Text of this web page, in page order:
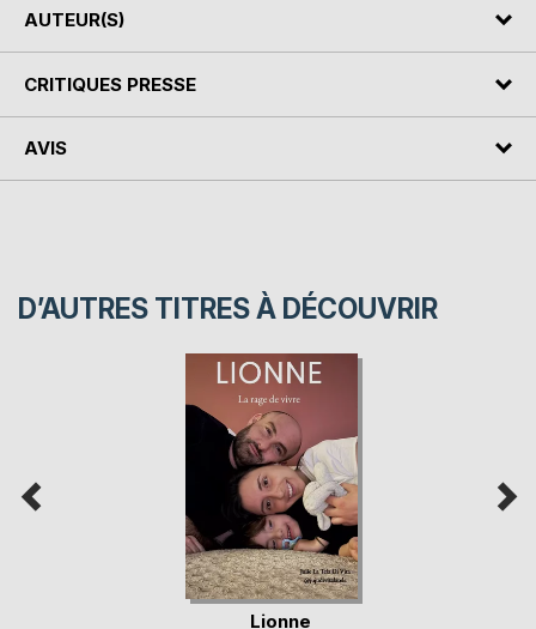
AUTEUR(S)
CRITIQUES PRESSE
AVIS
D’AUTRES TITRES À DÉCOUVRIR
Lionne